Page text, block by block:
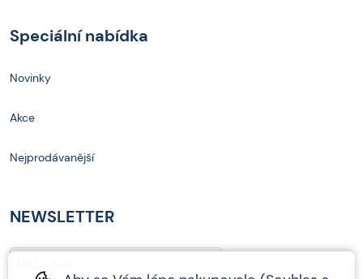
Speciální nabídka
Novinky
Akce
Nejprodávanější
NEWSLETTER